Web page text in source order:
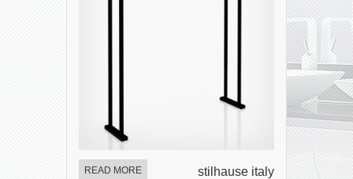
stilhause italy
READ MORE